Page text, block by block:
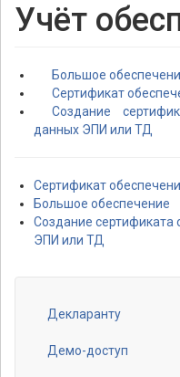
Учёт
Большое
Сертификат
Создание
данных ЭПИ или ТД
Сертификат
Большое обеспечение
Создание сертификата
ЭПИ или ТД
Footer
menu
Декларанту
Демо-доступ